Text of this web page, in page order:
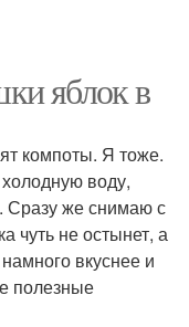
яблок в
компоты. Я тоже.
воду,
Сразу же снимаю с
чуть не остынет, а
вкуснее и
полезные